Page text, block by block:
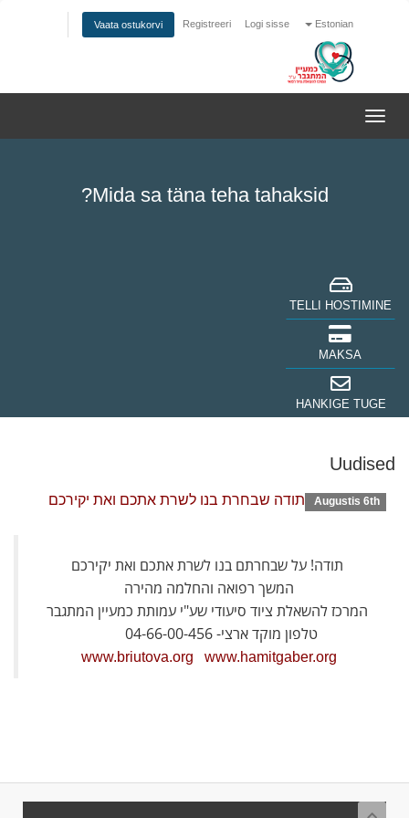
Estonian
Logi sisse
Registreeri
Vaata ostukorvi
Lülitage
navigeerimine
Mida sa täna teha tahaksid?
TELLI HOSTIMINE
MAKSA
HANKIGE TUGE
Uudised
Augustis 6th תודה שבחרת בנו לשרת אתכם ואת יקירכם
תודה! על שבחרתם בנו לשרת אתכם ואת יקירכם
המשך רפואה והחלמה מהירה
המרכז להשאלת ציוד סיעודי שע"י עמותת כמעיין המתגבר
טלפון מוקד ארצי- 04-66-00-456
www.briutova.org www.hamitgaber.org